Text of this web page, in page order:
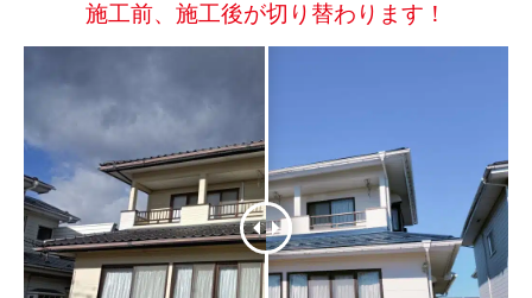
施工前、施工後が切り替わります！